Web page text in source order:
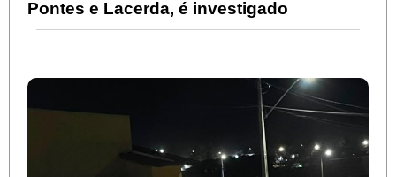
Pontes e Lacerda, é investigado